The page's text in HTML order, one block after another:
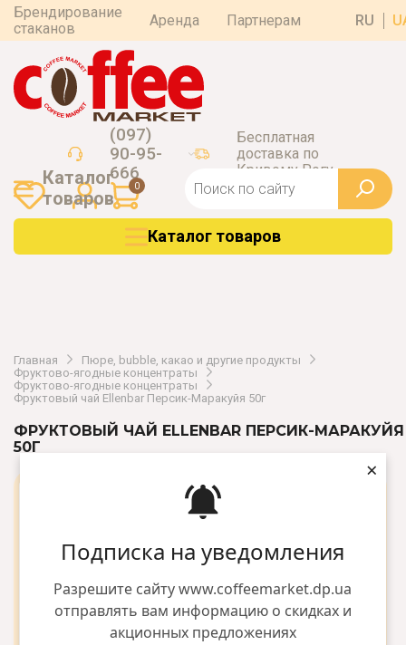
Подписка на уведомления
Разрешите сайту www.coffeemarket.dp.ua
отправлять вам информацию о скидках и
акционных предложениях
×
Брендирование
стаканов
Аренда Партнерам RU
(097)
90-95-
666
Бесплатная
доставка по
Кривому Рогу
0
Каталог
товаров
Каталог товаров
Главная
Пюре, bubble, какао и другие продукты
Фруктово-ягодные концентраты
Фруктово-ягодные концентраты
Фруктовый чай Ellenbar Персик-Маракуйя 50г
ФРУКТОВЫЙ ЧАЙ ELLENBAR ПЕРСИК-МАРАКУЙЯ
50Г